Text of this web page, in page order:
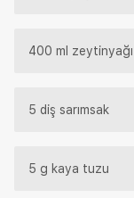
400 ml zeytinyağı
5 diş sarımsak
5 g kaya tuzu